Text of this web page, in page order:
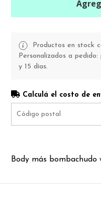
Productos en stock
Personalizados a
y 15 días.
Calculá el costo de
Body más bombachudo